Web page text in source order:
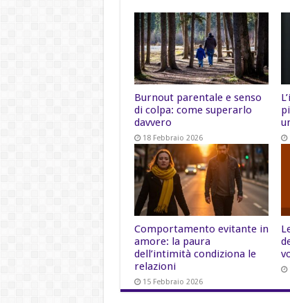
Burnout parentale e senso
di colpa: come superarlo
davvero
18 Febbraio 2026
Comportamento evitante in
amore: la paura
dell’intimità condiziona le
relazioni
15 Febbraio 2026